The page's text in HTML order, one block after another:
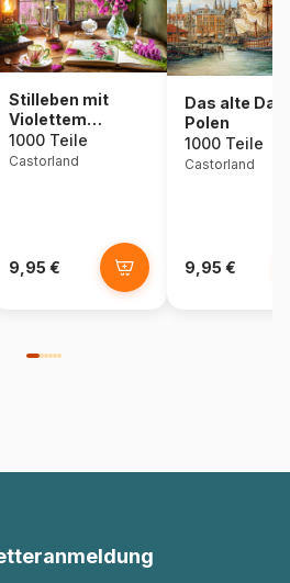
Stilleben mit
Violettem
Fingerhut
1000 Teile
Castorland
9,95 €
Das alte
Polen
1000 Teile
Castorland
9,95 €